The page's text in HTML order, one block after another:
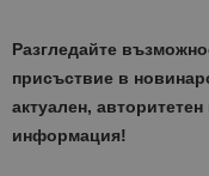
Разгледайте
присъствие в
актуален,
информация!